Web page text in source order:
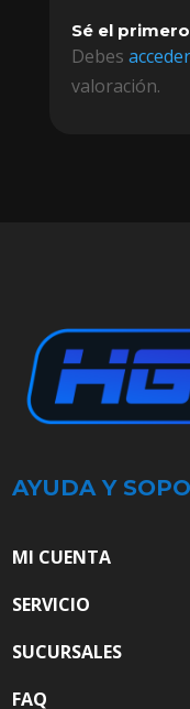
Sé el
Debes acceder
valoración.
AYUDA Y
MI CUENTA
SERVICIO
SUCURSALES
FAQ